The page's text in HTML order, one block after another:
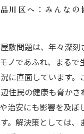
川区へ：みんなの
敷問題は、年々深刻
ノであふれ、まるで
に直面しています。
住民の健康も脅かさ
治安にも影響を及ぼ
。解決策としては、